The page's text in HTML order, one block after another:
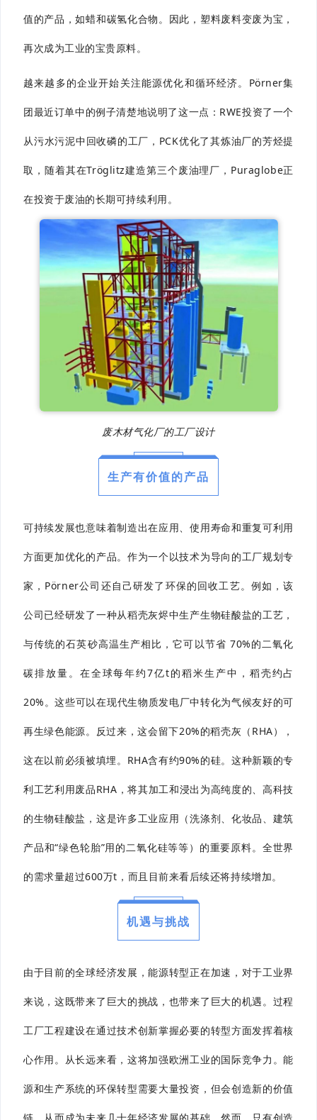
值的产品，如蜡和碳氢化合物。因此，塑料废料变废为宝，
再次成为工业的宝贵原料。
越来越多的企业开始关注能源优化和循环经济。Pörner集
团最近订单中的例子清楚地说明了这一点：RWE投资了一个
从污水污泥中回收磷的工厂，PCK优化了其炼油厂的芳烃提
取，随着其在Tröglitz建造第三个废油理厂，Puraglobe正
在投资于废油的长期可持续利用。
废木材气化厂的工厂设计
生产有价值的产品
可持续发展也意味着制造出在应用、使用寿命和重复可利用
方面更加优化的产品。作为一个以技术为导向的工厂规划专
家，Pörner公司还自己研发了环保的回收工艺。例如，该
公司已经研发了一种从稻壳灰烬中生产生物硅酸盐的工艺，
与传统的石英砂高温生产相比，它可以节省 70%的二氧化
碳排放量。在全球每年约7亿t的稻米生产中，稻壳约占
20%。这些可以在现代生物质发电厂中转化为气候友好的可
再生绿色能源。反过来，这会留下20%的稻壳灰（RHA），
这在以前必须被填埋。RHA含有约90%的硅。这种新颖的专
利工艺利用废品RHA，将其加工和浸出为高纯度的、高科技
的生物硅酸盐，这是许多工业应用（洗涤剂、化妆品、建筑
产品和“绿色轮胎”用的二氧化硅等等）的重要原料。全世界
的需求量超过600万t，而且目前来看后续还将持续增加。
机遇与挑战
由于目前的全球经济发展，能源转型正在加速，对于工业界
来说，这既带来了巨大的挑战，也带来了巨大的机遇。过程
工厂工程建设在通过技术创新掌握必要的转型方面发挥着核
心作用。从长远来看，这将加强欧洲工业的国际竞争力。能
源和生产系统的环保转型需要大量投资，但会创造新的价值